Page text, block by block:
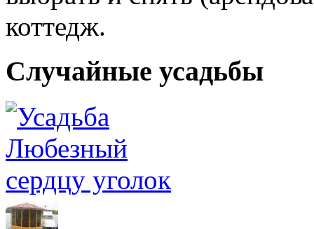
коттедж.
Случайные усадьбы